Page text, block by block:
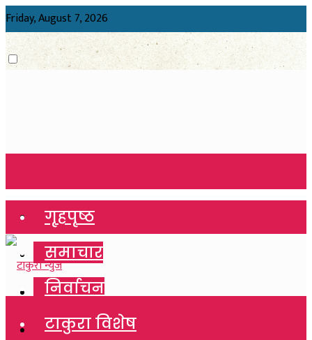
Friday, August 7, 2026
गृहपृष्ठ
समाचार
निर्वाचन
टाकुरा विशेष
गृहपृष्ठ
समाचार
निर्वाचन
टाकुरा विशेष